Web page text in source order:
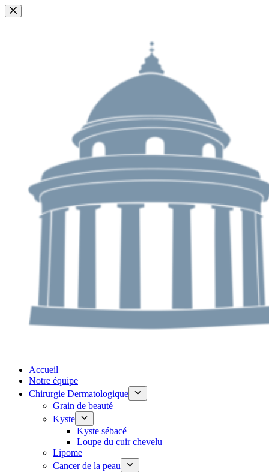
Passer
au
Accueil
Notre équipe
Chirurgie Dermatologique
Grain de beauté
Kyste
Kyste sébacé
Loupe du cuir chevelu
Lipome
Cancer de la peau